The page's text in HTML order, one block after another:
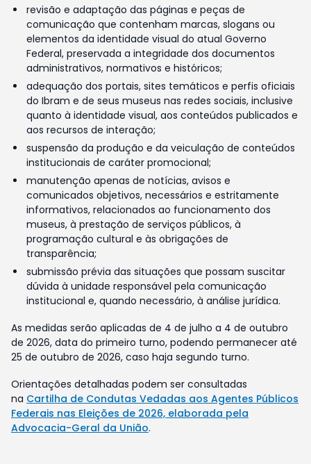
revisão e adaptação das páginas e peças de
comunicação que contenham marcas, slogans ou
elementos da identidade visual do atual Governo
Federal, preservada a integridade dos documentos
administrativos, normativos e históricos;
adequação dos portais, sites temáticos e perfis oficiais
do Ibram e de seus museus nas redes sociais, inclusive
quanto à identidade visual, aos conteúdos publicados e
aos recursos de interação;
suspensão da produção e da veiculação de conteúdos
institucionais de caráter promocional;
manutenção apenas de notícias, avisos e
comunicados objetivos, necessários e estritamente
informativos, relacionados ao funcionamento dos
museus, à prestação de serviços públicos, à
programação cultural e às obrigações de
transparência;
submissão prévia das situações que possam suscitar
dúvida à unidade responsável pela comunicação
institucional e, quando necessário, à análise jurídica.
As medidas serão aplicadas de 4 de julho a 4 de outubro
de 2026, data do primeiro turno, podendo permanecer até
25 de outubro de 2026, caso haja segundo turno.
Orientações detalhadas podem ser consultadas
na Cartilha de Condutas Vedadas aos Agentes Públicos
Federais nas Eleições de 2026, elaborada pela
Advocacia-Geral da União.